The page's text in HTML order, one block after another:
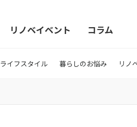
リノベイベント コラム
ライフスタイル 暮らしのお悩み リノ